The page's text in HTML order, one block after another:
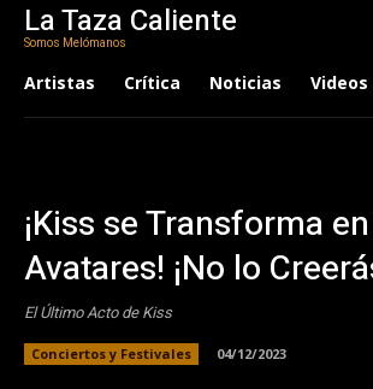
La Taza Caliente
Somos Melómanos
Artistas Crítica Noticias Videos
¡Kiss se Transforma en
Avatares! ¡No lo
El Último Acto de Kiss
Conciertos y Festivales 04/12/2023